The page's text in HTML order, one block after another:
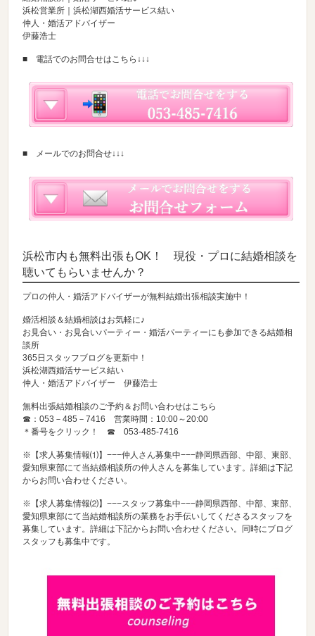
浜松営業所｜浜松湖西婚活サービス結い
仲人・婚活アドバイザー
伊藤浩士
■ 電話でのお問合せはこちら↓↓↓
■ メールでのお問合せ↓↓↓
浜松市内も無料出張もOK！ 現役・プロに結婚相談を
聴いてもらいませんか？
プロの仲人・婚活アドバイザーが無料結婚出張相談実施中！
婚活相談＆結婚相談はお気軽に♪
お見合い・お見合いパーティー・婚活パーティーにも参加できる結婚相
談所
365日スタッフブログを更新中！
浜松湖西婚活サービス結い
仲人・婚活アドバイザー 伊藤浩士
無料出張結婚相談のご予約＆お問い合わせはこちら
☎：053－485－7416 営業時間：10:00～20:00
＊番号をクリック！ ☎053-485-7416
※【求人募集情報⑴】−−−仲人さん募集中−−−静岡県西部、中部、東部、
愛知県東部にて当結婚相談所の仲人さんを募集しています。詳細は下記
からお問い合わせください。
※【求人募集情報⑵】−−−スタッフ募集中−−−静岡県西部、中部、東部、
愛知県東部にて当結婚相談所の業務をお手伝いしてくださるスタッフを
募集しています。詳細は下記からお問い合わせください。同時にブログ
スタッフも募集中です。